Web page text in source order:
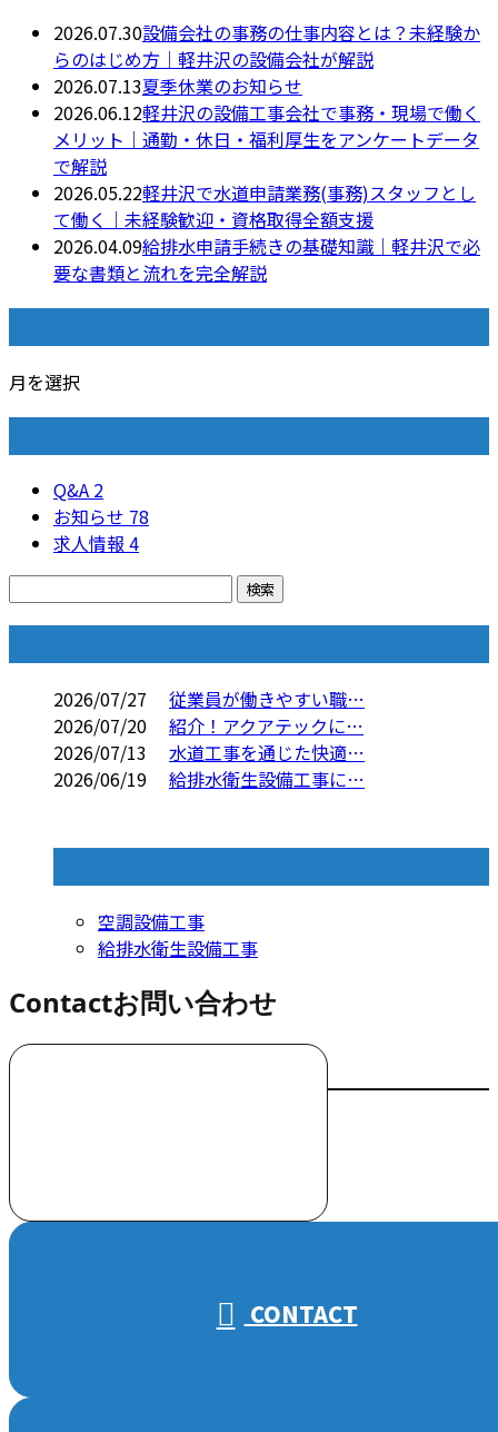
2026.07.30設備会社の事務の仕事内容とは？未経験か
らのはじめ方｜軽井沢の設備会社が解説
2026.07.13夏季休業のお知らせ
2026.06.12軽井沢の設備工事会社で事務・現場で働く
メリット｜通勤・休日・福利厚生をアンケートデータ
で解説
2026.05.22軽井沢で水道申請業務(事務)スタッフとし
て働く｜未経験歓迎・資格取得全額支援
2026.04.09給排水申請手続きの基礎知識｜軽井沢で必
要な書類と流れを完全解説
月を選択
Q&A 2
お知らせ 78
求人情報 4
2026/07/27
従業員が働きやすい職…
2026/07/20
紹介！アクアテックに…
2026/07/13
水道工事を通じた快適…
2026/06/19
給排水衛生設備工事に…
空調設備工事
給排水衛生設備工事
Contactお問い合わせ
CONTACT